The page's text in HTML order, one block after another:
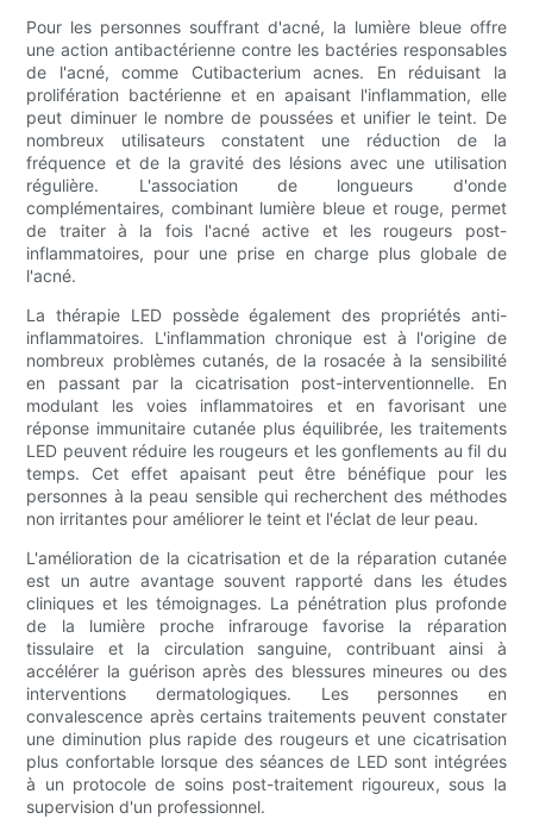
Pour les personnes souffrant d'acné, la lumière bleue offre
une action antibactérienne contre les bactéries responsables
de l'acné, comme Cutibacterium acnes. En réduisant la
prolifération bactérienne et en apaisant l'inflammation, elle
peut diminuer le nombre de poussées et unifier le teint. De
nombreux utilisateurs constatent une réduction de la
fréquence et de la gravité des lésions avec une utilisation
régulière. L'association de longueurs d'onde
complémentaires, combinant lumière bleue et rouge, permet
de traiter à la fois l'acné active et les rougeurs post-
inflammatoires, pour une prise en charge plus globale de
l'acné.
La thérapie LED possède également des propriétés anti-
inflammatoires. L'inflammation chronique est à l'origine de
nombreux problèmes cutanés, de la rosacée à la sensibilité
en passant par la cicatrisation post-interventionnelle. En
modulant les voies inflammatoires et en favorisant une
réponse immunitaire cutanée plus équilibrée, les traitements
LED peuvent réduire les rougeurs et les gonflements au fil du
temps. Cet effet apaisant peut être bénéfique pour les
personnes à la peau sensible qui recherchent des méthodes
non irritantes pour améliorer le teint et l'éclat de leur peau.
L'amélioration de la cicatrisation et de la réparation cutanée
est un autre avantage souvent rapporté dans les études
cliniques et les témoignages. La pénétration plus profonde
de la lumière proche infrarouge favorise la réparation
tissulaire et la circulation sanguine, contribuant ainsi à
accélérer la guérison après des blessures mineures ou des
interventions dermatologiques. Les personnes en
convalescence après certains traitements peuvent constater
une diminution plus rapide des rougeurs et une cicatrisation
plus confortable lorsque des séances de LED sont intégrées
à un protocole de soins post-traitement rigoureux, sous la
supervision d'un professionnel.